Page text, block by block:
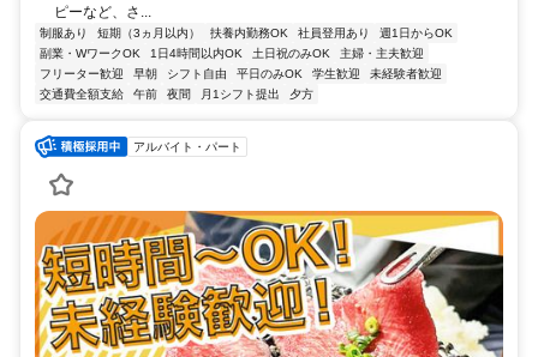
ピーなど、さ...
制服あり 短期（3ヵ月以内） 扶養内勤務OK 社員登用あり
週1日からOK
副業・WワークOK
1日4時間以内OK 土日祝のみOK
主婦・主夫歓迎
フリーター歓迎
早朝 シフト自由 平日のみOK 学生歓迎
未経験者歓迎
交通費全額支給
午前 夜間 月1シフト提出 夕方
アルバイト・パート